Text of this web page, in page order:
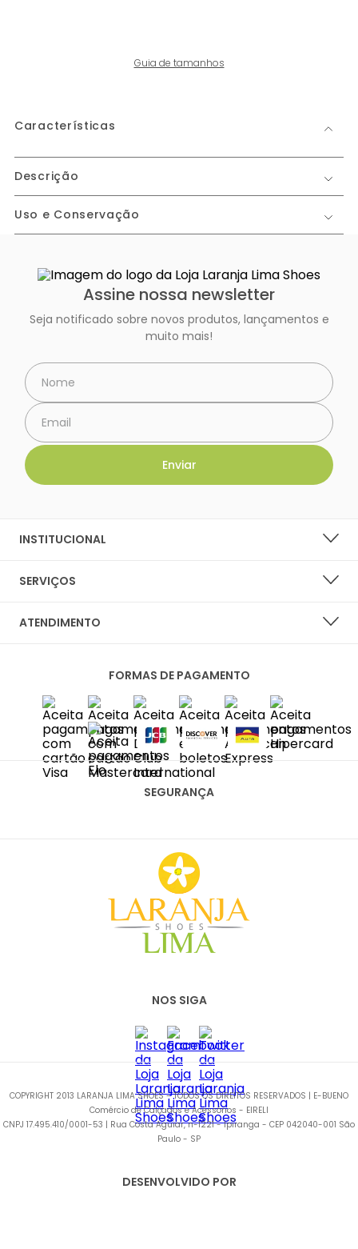
Guia de tamanhos
Características
Descrição
Uso e Conservação
Assine nossa newsletter
Seja notificado sobre novos produtos, lançamentos e
muito mais!
INSTITUCIONAL
POLÍTICA DE ENTREGA
TROCAS E DEVOLUÇÕES
SERVIÇOS
ATENDIMENTO
SAC
DIAS ÚTEIS DAS 10H ÀS 18H
SAC@LARANJALIMASHOES.COM.BR
(11) 2067-8100
FORMAS DE PAGAMENTO
SEGURANÇA
NOS SIGA
COPYRIGHT 2013 LARANJA LIMA SHOES - TODOS OS DIREITOS RESERVADOS | E-BUENO
Comércio de Calçados e Acessórios - EIRELI
CNPJ 17.495.410/0001-53 | Rua Costa Aguiar, n-1221 - Ipiranga - CEP 042040-001 São
Paulo - SP
DESENVOLVIDO POR